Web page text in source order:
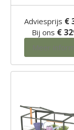
Adviesprijs €
Bij ons €
Meer